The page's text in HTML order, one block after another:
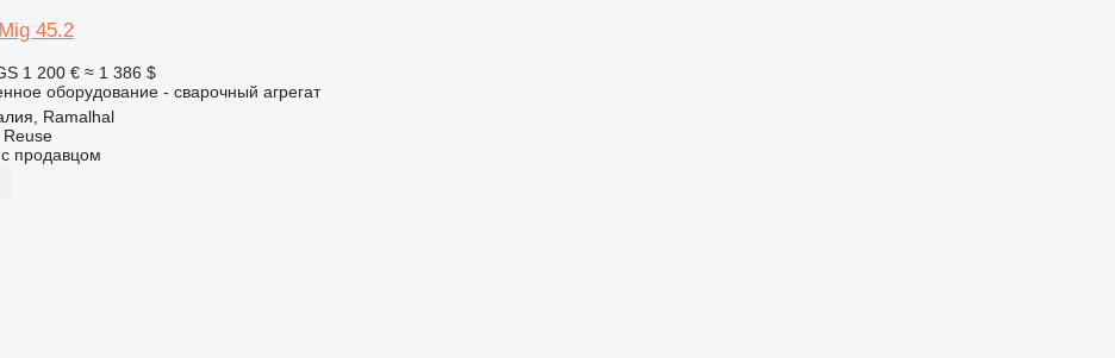
45.2
1 200 € ≈ 1 386 $
оборудование - сварочный агрегат
Ramalhal
продавцом